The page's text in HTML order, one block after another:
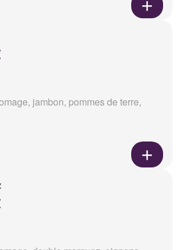
jambon, pommes de terre,